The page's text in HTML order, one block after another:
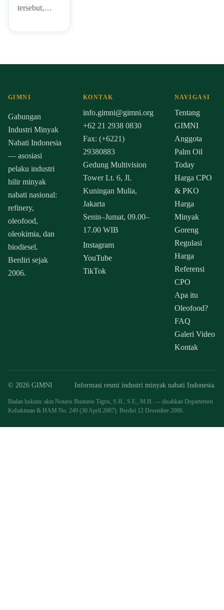
tersebut,…
GIMNI
Gabungan
Industri Minyak
Nabati Indonesia
— asosiasi
pelaku industri
hilir minyak
nabati nasional:
refinery,
oleofood,
oleokimia, dan
biodiesel.
Berdiri sejak
2006.
KONTAK
info.gimni@gimni.org
+62 21 2938 0830
Fax: (+6221)
29380883
Gedung Multivision
Tower Lt. 6, Jl.
Kuningan Mulia,
Jakarta
Senin–Jumat, 09.00–
17.00 WIB
Instagram
YouTube
TikTok
NAVIGASI
Tentang
GIMNI
Anggota
Palm Oil
Today
Harga CPO
& PKO
Harga
Minyak
Goreng
Regulasi
Harga
Referensi
CPO
Apa itu
Oleofood?
FAQ
Galeri Video
Kontak
© 2026 GIMNI Informasi resmi industri minyak nabati Indonesia.
Badan hukum: akta Notaris Buntario Tigris, S.H., S.E., M.H. — disahkan Departemen
Kehakiman & HAM No. 249 (30 April 2007). Berdiri 12 Desember 2006.